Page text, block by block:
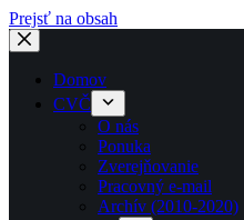
Prejsť na obsah
Domov
CVČ
O nás
Ponuka
Zverejňovanie
Pracovný e-mail
Archív (2010-2020)